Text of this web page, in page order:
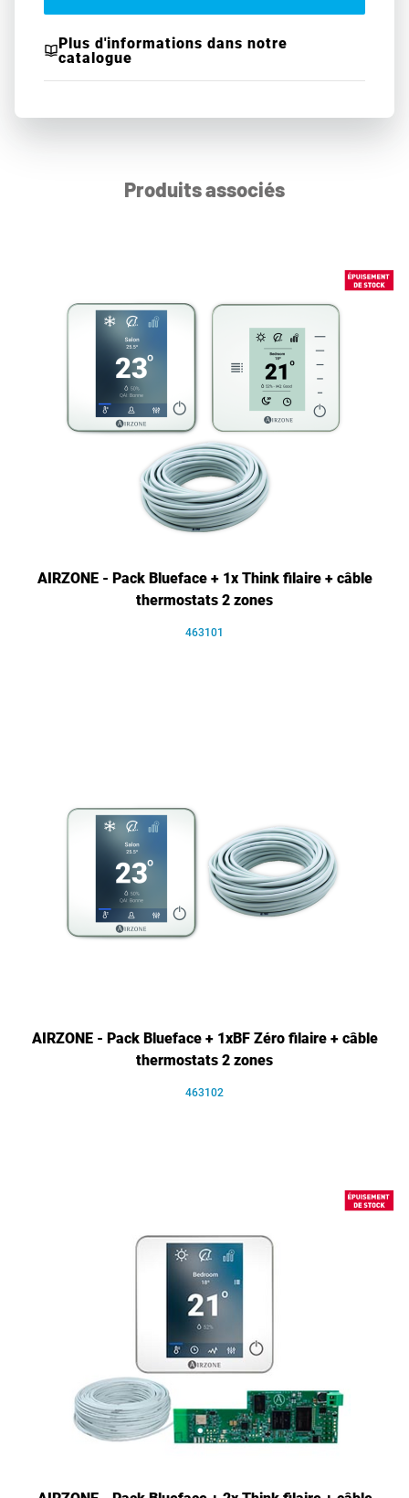
Plus d'informations dans notre
catalogue
Produits associés
AIRZONE - Pack Blueface + 1x Think filaire + câble
thermostats 2 zones
463101
AIRZONE - Pack Blueface + 1xBF Zéro filaire + câble
thermostats 2 zones
463102